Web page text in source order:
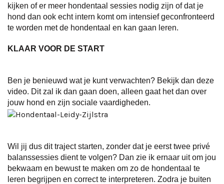
kijken of er meer hondentaal sessies nodig zijn of dat je
hond dan ook echt intern komt om intensief geconfronteerd
te worden met de hondentaal en kan gaan leren.
KLAAR VOOR DE START
Ben je benieuwd wat je kunt verwachten? Bekijk dan deze
video. Dit zal ik dan gaan doen, alleen gaat het dan over
jouw hond en zijn sociale vaardigheden.
Wil jij dus dit traject starten, zonder dat je eerst twee privé
balanssessies dient te volgen? Dan zie ik ernaar uit om jou
bekwaam en bewust te maken om zo de hondentaal te
leren begrijpen en correct te interpreteren. Zodra je buiten